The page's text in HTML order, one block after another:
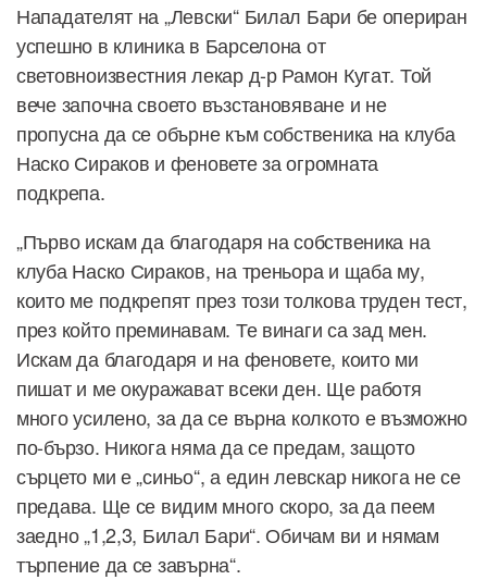
Нападателят на „Левски“ Билал Бари бе опериран
успешно в клиника в Барселона от
световноизвестния лекар д-р Рамон Кугат. Той
вече започна своето възстановяване и не
пропусна да се обърне към собственика на клуба
Наско Сираков и феновете за огромната
подкрепа.
„Първо искам да благодаря на собственика на
клуба Наско Сираков, на треньора и щаба му,
които ме подкрепят през този толкова труден тест,
през който преминавам. Те винаги са зад мен.
Искам да благодаря и на феновете, които ми
пишат и ме окуражават всеки ден. Ще работя
много усилено, за да се върна колкото е възможно
по-бързо. Никога няма да се предам, защото
сърцето ми е „синьо“, а един левскар никога не се
предава. Ще се видим много скоро, за да пеем
заедно „1,2,3, Билал Бари“. Обичам ви и нямам
търпение да се завърна“.